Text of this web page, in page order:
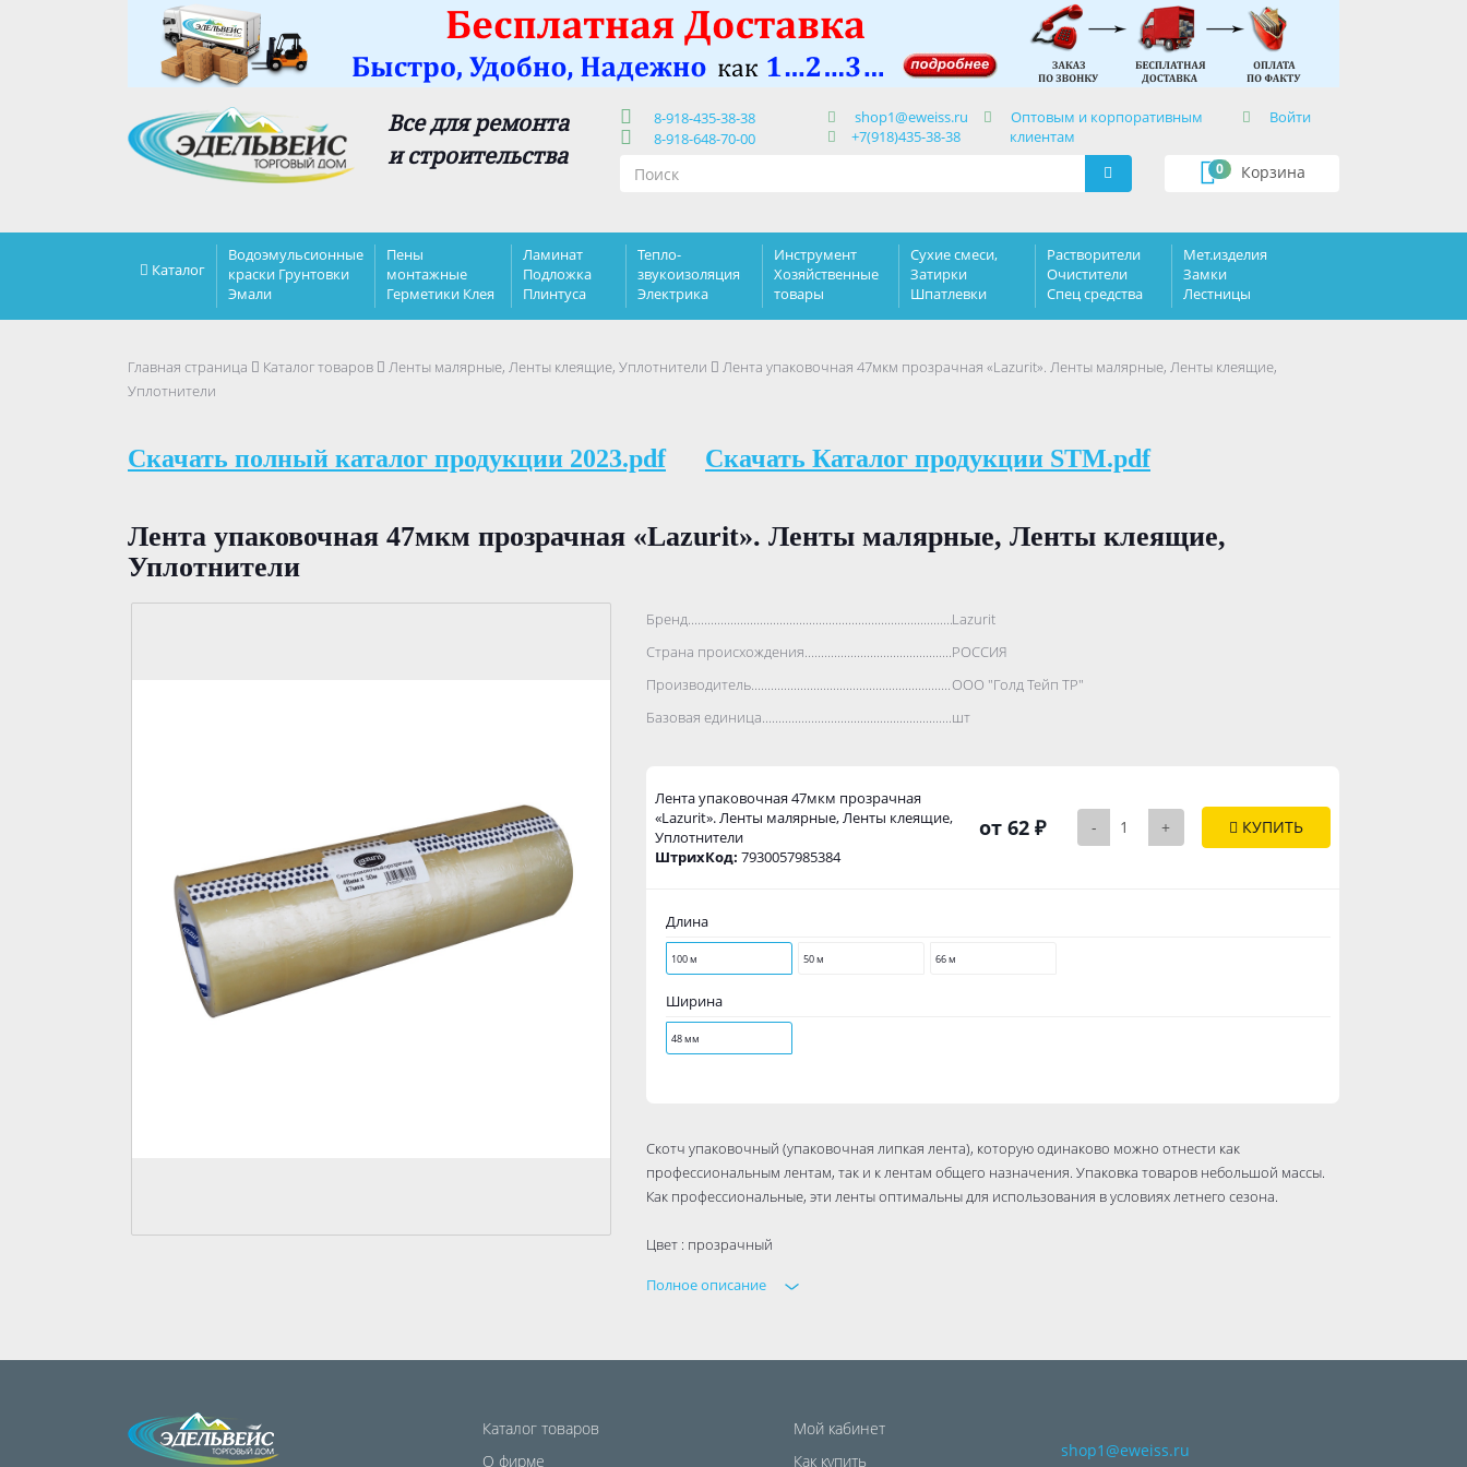
Все для ремонта
и строительства
8-918-435-38-38
8-918-648-70-00
shop1@eweiss.ru
+7(918)435-38-38
Оптовым и корпоративным
клиентам
Войти
Корзина
0
Каталог
Водоэмульсионные
краски Грунтовки
Эмали
Пены
монтажные
Герметики Клея
Ламинат
Подложка
Плинтуса
Тепло-
звукоизоляция
Электрика
Инструмент
Хозяйственные
товары
Сухие смеси,
Затирки
Шпатлевки
Растворители
Очистители
Спец средства
Мет.изделия
Замки
Лестницы
Главная страница Каталог товаров Ленты малярные, Ленты клеящие, Уплотнители
Лента упаковочная 47мкм прозрачная «Lazurit». Ленты малярные, Ленты клеящие,
Уплотнители
Скачать полный каталог продукции 2023.pdf Скачать Каталог продукции STM.pdf
Лента упаковочная 47мкм прозрачная «Lazurit». Ленты малярные, Ленты клеящие,
Уплотнители
Бренд..................................................................................Lazurit
Страна происхождения..................................................................................
РОССИЯ
Производитель..................................................................................ООО "Голд Тейп ТР"
Базовая единица..................................................................................
шт
Лента упаковочная 47мкм прозрачная
«Lazurit». Ленты малярные, Ленты клеящие,
Уплотнители
ШтрихКод: 7930057985384
от 62 ₽ - + КУПИТЬ
Длина
100 м 50 м 66 м
Ширина
48 мм
Скотч упаковочный (упаковочная липкая лента), которую одинаково можно отнести как
профессиональным лентам, так и к лентам общего назначения. Упаковка товаров небольшой массы.
Как профессиональные, эти ленты оптимальны для использования в условиях летнего сезона.
Цвет : прозрачный
Полное описание
Каталог товаров
О фирме
Мой кабинет
Как купить
shop1@eweiss.ru